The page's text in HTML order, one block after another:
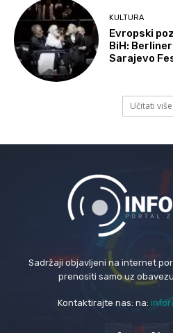
KULTURA
Evropski
BiH:
Sarajevo
Učitati više
Sadržaji objavljeni na internet
prenositi samo uz
Kontaktirajte nas: na: